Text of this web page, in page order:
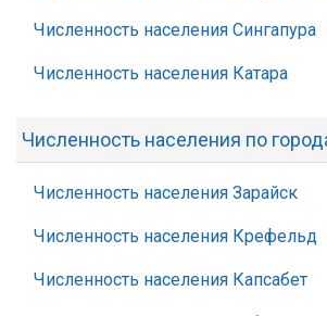
Численность населения Сингапура
Численность населения Катара
Численность населения по
Численность населения Зарайск
Численность населения Крефельд
Численность населения Капсабет